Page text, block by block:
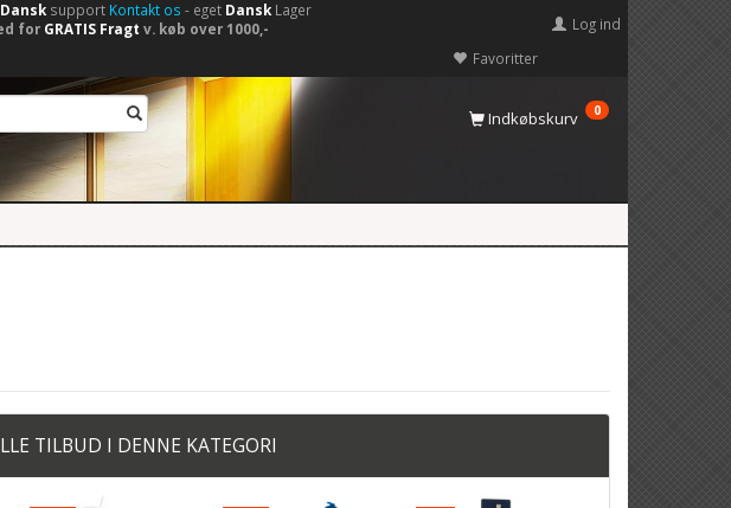
Dansksupport Kontakt os - eget DanskLager
for GRATIS Fragt v. køb over 1000,-
Favoritter
Log ind
Indkøbskurv 0
TILBUD I DENNE KATEGORI